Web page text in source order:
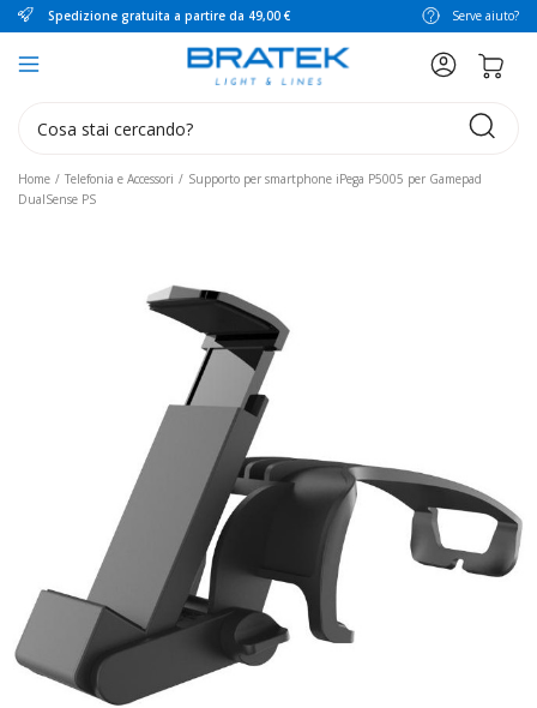
Spedizione gratuita a partire da 49,00 € Serve aiuto?
search
Home Telefonia e Accessori
Supporto per smartphone iPega P5005 per Gamepad
DualSense PS